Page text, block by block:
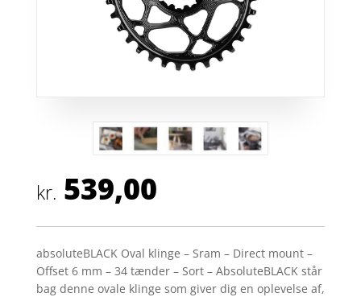
kr. 539,00
absoluteBLACK Oval klinge – Sram – Direct mount –
Offset 6 mm – 34 tænder – Sort – AbsoluteBLACK står
bag denne ovale klinge som giver dig en oplevelse af,